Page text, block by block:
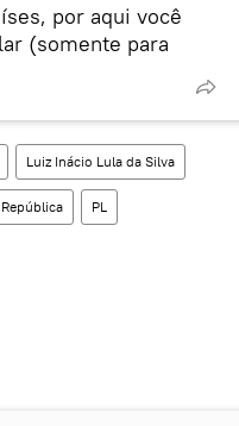
por aqui você
(somente para
Luiz Inácio Lula da Silva
PL